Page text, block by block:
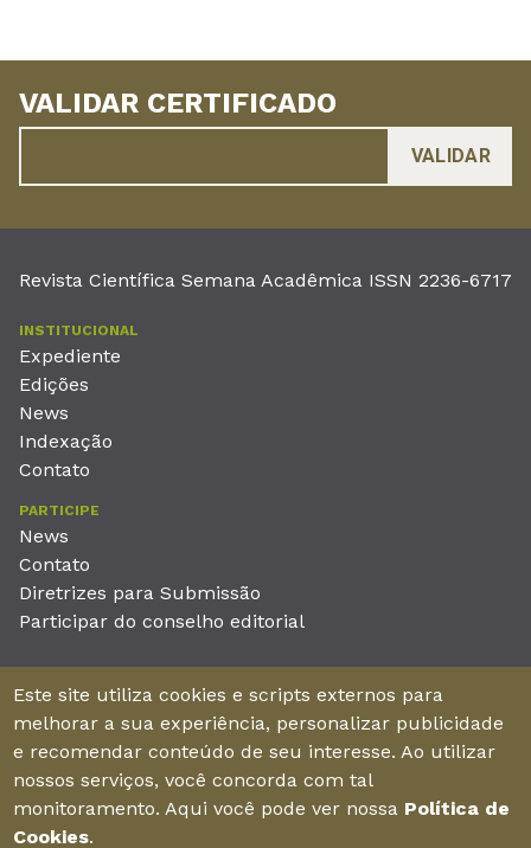
VALIDAR CERTIFICADO
Revista Científica Semana Acadêmica ISSN 2236-6717
INSTITUCIONAL
Expediente
Edições
News
Indexação
Contato
PARTICIPE
News
Contato
Diretrizes para Submissão
Participar do conselho editorial
Unieducar Inteligência Educacional Ltda
CNPJ: 05.569.970/0001-26
Av. Desembargador Moreira, No. 2001 – 11º andar - Bairro
Aldeota
Fortaleza – Ceará - Brasil - CEP 60170-001
Este site utiliza cookies e scripts externos para
melhorar a sua experiência, personalizar publicidade
e recomendar conteúdo de seu interesse. Ao utilizar
nossos serviços, você concorda com tal
monitoramento. Aqui você pode ver nossa Política de
Cookies.